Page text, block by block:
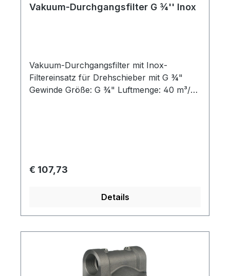
Vakuum-Durchgangsfilter G ¾'' Inox
Vakuum-Durchgangsfilter mit Inox-
Filtereinsatz für Drehschieber mit G ¾"
Gewinde Größe: G ¾" Luftmenge: 40 m³/h
Regulärer Preis:
€ 107,73
Details